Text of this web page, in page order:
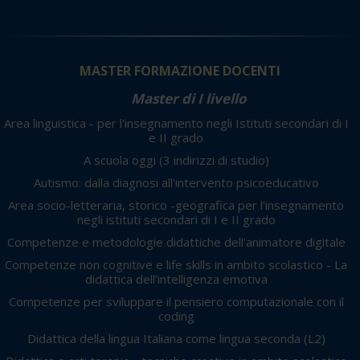
MASTER FORMAZIONE DOCENTI
Master di I livello
Area linguistica - per l'insegnamento negli Istituti secondari di I
e II grado
A scuola oggi (3 indirizzi di studio)
Autismo: dalla diagnosi all'intervento psicoeducativo
Area socio-letteraria, storico -geografica per l'insegnamento
negli istituti secondari di I e II grado
Competenze e metodologie didattiche dell'animatore digitale
Competenze non cognitive e life skills in ambito scolastico - La
didattica dell’intelligenza emotiva
Competenze per sviluppare il pensiero computazionale con il
coding
Didattica della lingua Italiana come lingua seconda (L2)